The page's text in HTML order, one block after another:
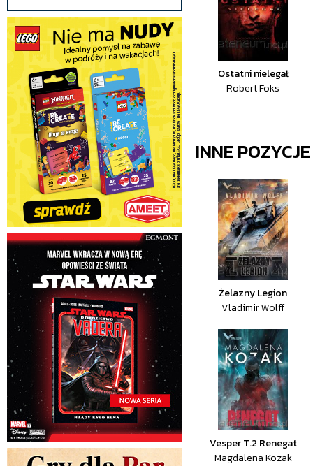
Ostatni nielegał
Robert Foks
INNE
Żelazny Legion
Vladimir Wolff
Vesper T.2 Renegat
Magdalena Kozak